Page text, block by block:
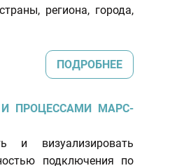
региона, города,
ПОДРОБНЕЕ
ПРОЦЕССАМИ МАРС-
и визуализировать
подключения по